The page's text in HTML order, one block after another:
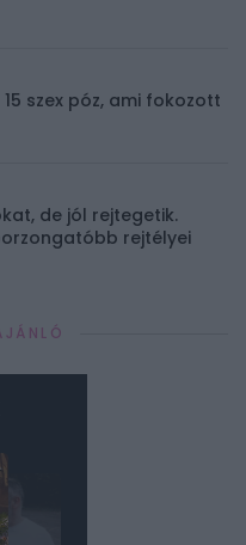
szex póz, ami fokozott
de jól rejtegetik.
rejtélyei